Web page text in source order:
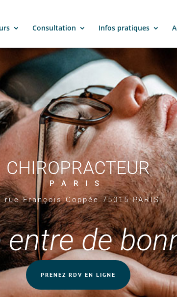
Consultation Infos pratiques
CHIROPRACTEUR
PARIS
rue François Coppée 75015 PARIS
de
PRENEZ RDV EN LIGNE